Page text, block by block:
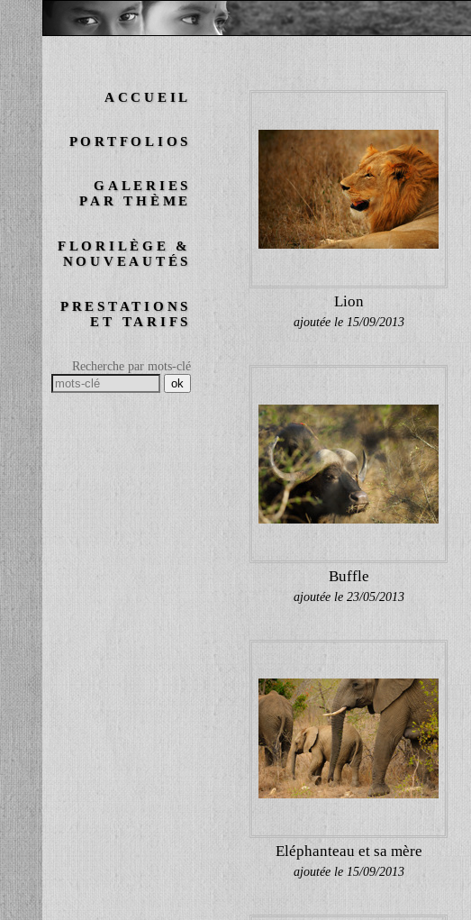
ACCUEIL
PORTFOLIOS
GALERIES
PAR THÈME
FLORILÈGE &
NOUVEAUTÉS
PRESTATIONS
ET TARIFS
Recherche par mots-clé
Lion
ajoutée le 15/09/2013
Buffle
ajoutée le 23/05/2013
Eléphanteau et sa mère
ajoutée le 15/09/2013